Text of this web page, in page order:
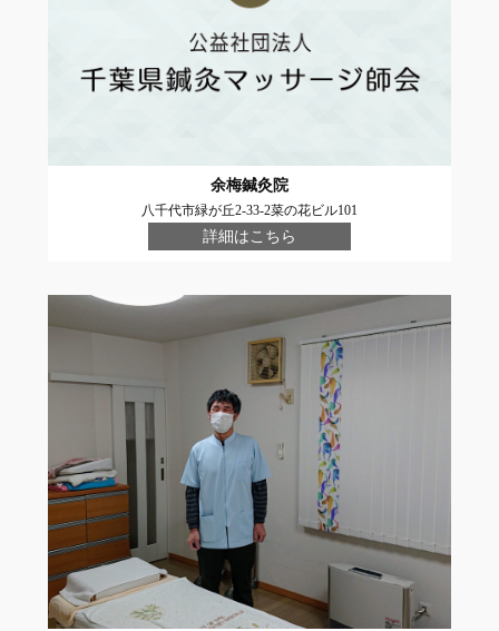
余梅鍼灸院
八千代市緑が丘2-33-2菜の花ビル101
詳細はこちら